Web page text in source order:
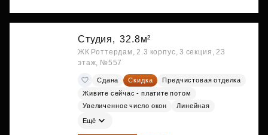
Студия, 32.8м²
ЖК Роттердам, 2.3 корпус, 3 секция, 23
этаж, №557
Сдана Скидка
Предчистовая отделка
Живите сейчас - платите потом
Увеличенное число окон
Линейная
Ещё